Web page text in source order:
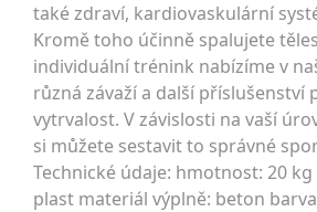
také zdraví, kardiovaskulární
Kromě toho účinně spalujete
individuální trénink nabízíme v
různá závaží a další příslušenství
vytrvalost. V závislosti na vaší
si můžete sestavit to správné
Technické údaje: hmotnost: 20
plast materiál výplně: beton